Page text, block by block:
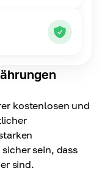
kostenlosen und
sein, dass
sind.